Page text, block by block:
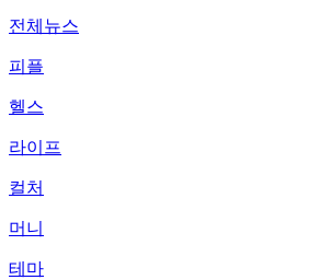
전체뉴스
피플
헬스
라이프
컬처
머니
테마